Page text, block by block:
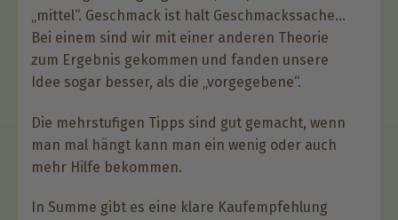
„mittel“. Geschmack ist halt Geschmackssache…
Bei einem sind wir mit einer anderen Theorie
zum Ergebnis gekommen und fanden unsere
Idee sogar besser, als die „vorgegebene“.
Die mehrstufigen Tipps sind gut gemacht, wenn
man mal hängt kann man ein wenig oder auch
mehr Hilfe bekommen.
In Summe gibt es eine klare Kaufempfehlung